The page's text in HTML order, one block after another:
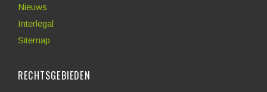
Nieuws
Interlegal
Sitemap
RECHTSGEBIEDEN